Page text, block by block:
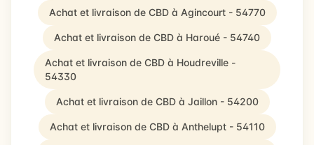
Achat et livraison de CBD à Agincourt - 54770
Achat et livraison de CBD à Haroué - 54740
Achat et livraison de CBD à Houdreville -
54330
Achat et livraison de CBD à Jaillon - 54200
Achat et livraison de CBD à Anthelupt - 54110